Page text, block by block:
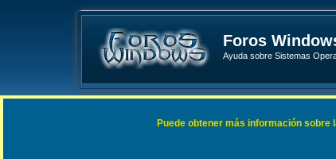
Foros
Ayuda sobre Sistemas
Enlaces rápidos FAQ
Puede obtener más información